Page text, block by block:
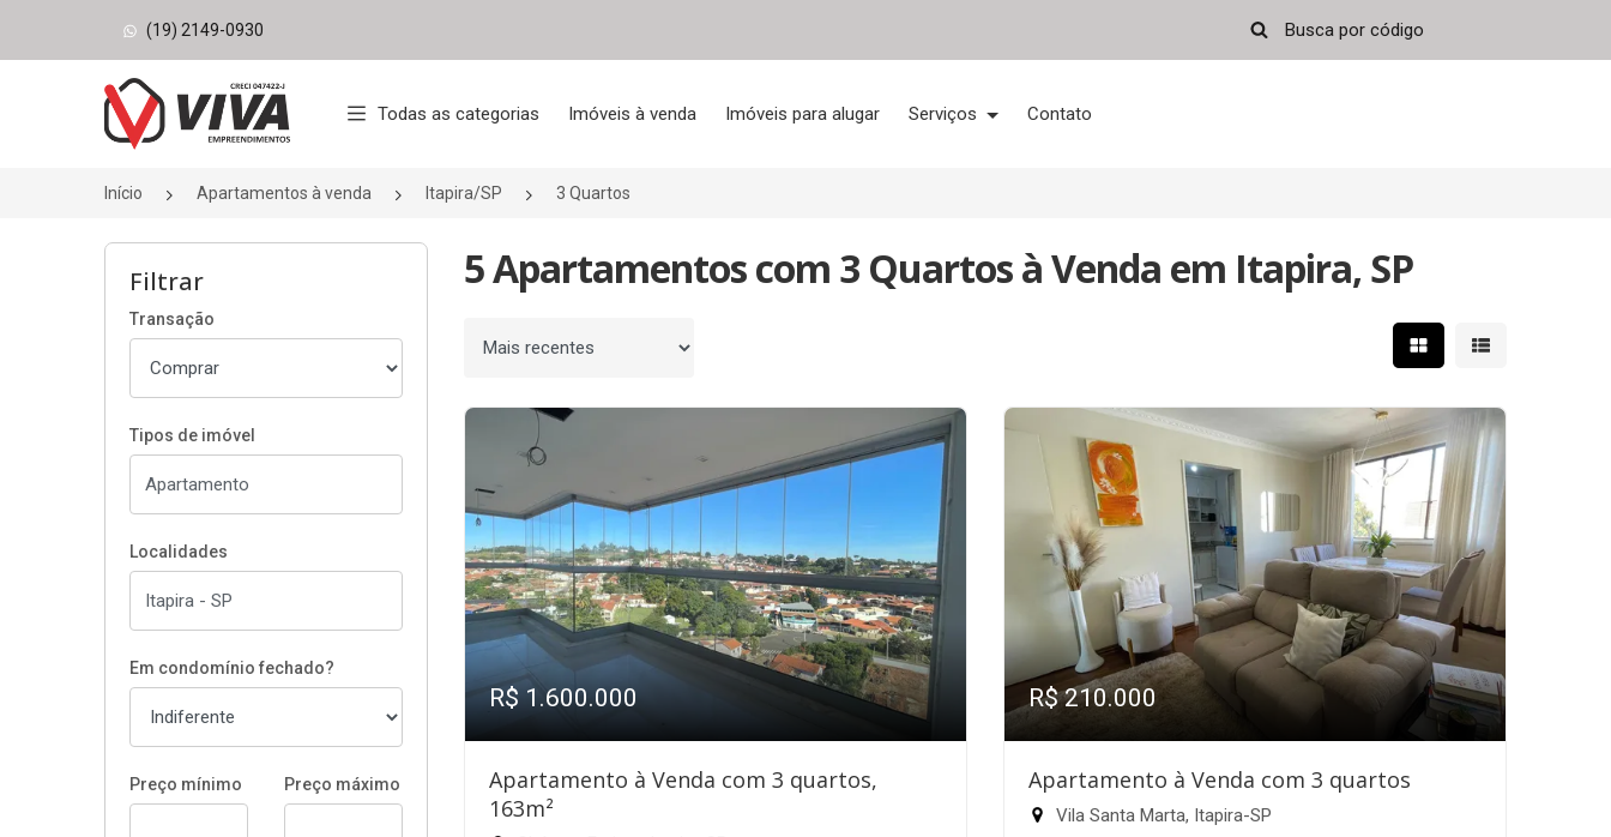
(19) 2149-0930
Página inicial
Todas as categorias Imóveis à venda Imóveis para alugar Serviços Contato
Início Apartamentos à venda Itapira/SP 3 Quartos
Filtrar
Transação
Tipos de imóvel
Localidades
Em condomínio fechado?
Preço mínimo Preço máximo
5 Apartamentos com 3 Quartos à Venda em Itapira, SP
Ordenar por Mostrar resultados em
Mostrar
R$ 1.600.000
Apartamento à Venda com 3 quartos,
163m²
R$ 210.000
Apartamento à Venda com 3 quartos
Vila Santa Marta, Itapira-SP